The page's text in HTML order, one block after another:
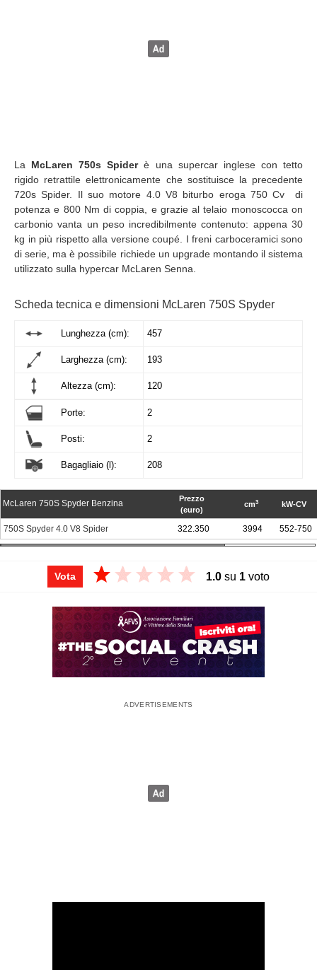
La McLaren 750s Spiderè una supercar inglese con tetto
rigido retrattile elettronicamente che sostituisce la precedente
720s Spider. Il suo motore 4.0 V8 biturbo eroga 750 Cv di
potenza e 800 Nm di coppia, e grazie al telaio monoscocca on
carbonio vanta un peso incredibilmente contenuto: appena 30
kg in più rispetto alla versione coupé. I freni carboceramici sono
di serie, ma è possibile richiede un upgrade montando il sistema
utilizzato sulla hypercar McLaren Senna.
Scheda tecnica e dimensioni McLaren 750S Spyder
Lunghezza (cm): 457
Larghezza (cm): 193
Altezza (cm): 120
Porte: 2
Posti: 2
Bagagliaio (l): 208
McLaren 750S Spyder Benzina
Prezzo
(euro)
cm3 kW-CV
750S Spyder 4.0 V8 Spider 322.350 3994 552-750
Vota 1.0 su 1 voto